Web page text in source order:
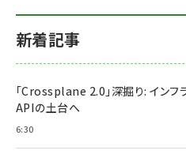
新着記事
「Crossplane 2.0」深掘り: インフ
APIの土台へ
6:30